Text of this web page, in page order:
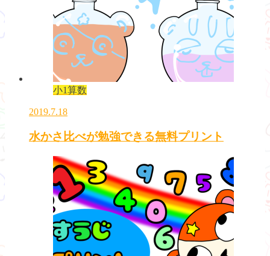
小1算数
2019.7.18
水かさ比べが勉強できる無料プリント